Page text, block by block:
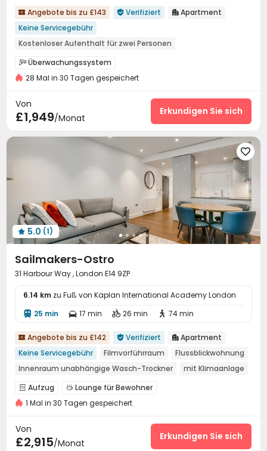
 Angebote bis zu £143  Verifiziert  Apartment
Keine Servicegebühr
Kostenloser Aufenthalt für zwei Personen
Paket für Wasser, Strom und Internet
in der nähe der chinesischen super league
Kostenlose soziale Aktivitäten
Luxus Wohnanlage
Überwachungssystem
 24-Stunden-Sicherheitsdienst
Löschanlage Zutrittskontrollsystem
Paketannahme und -versand Rezeption
Soziale Aktivitäten  Parkservice Restaurant
Waschraum Halle
Müllraum  Briefkasten
Bibliothek
Lounge für Bewohner Fitnessstudio
Schwimmbad Golf-Simulationsraum
 Couchtisch Spielezimmer Schwitzraum
Kino Gesundheitszentrum
der kleine Innenhof Außen-Lounge
28 Mal in 30 Tagen gespeichert
Von
£1,949/Monat
Erkundigen Sie sich

 5.0 (1)
Sailmakers-Ostro
31 Harbour Way , London E14 9ZP
6.14 km zu Fuß von Kaplan International Academy London
 25 min  17 min  26 min  74 min
 Angebote bis zu £142  Verifiziert  Apartment
Keine Servicegebühr
Filmvorführraum
Flussblickwohnung
Innenraum unabhängige Wasch-Trockner
mit Klimaanlage
Bodenfenster
haustiere erlaubt
 Aufzug  Lounge für Bewohner
Abstellplatz für Fahrräder
1 Mal in 30 Tagen gespeichert
Von
£2,915/Monat
Erkundigen Sie sich